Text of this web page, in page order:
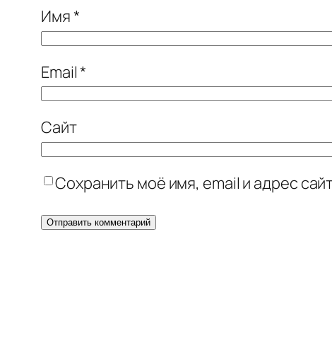
Имя*
Email*
Сайт
Сохранить моё имя, email и адрес